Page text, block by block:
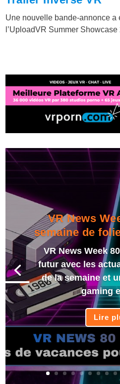
Une nouvelle bande-annonce a
l’UploadVR Summer Showcase
VR News
semaine de
VR News Week
futur avec les
de la semaine et
gaming
Lire